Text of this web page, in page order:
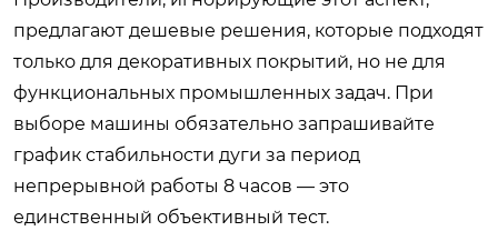
предлагают дешевые решения, которые подходят
только для декоративных покрытий, но не для
функциональных промышленных задач. При
выборе машины обязательно запрашивайте
график стабильности дуги за период
непрерывной работы 8 часов — это
единственный объективный тест.